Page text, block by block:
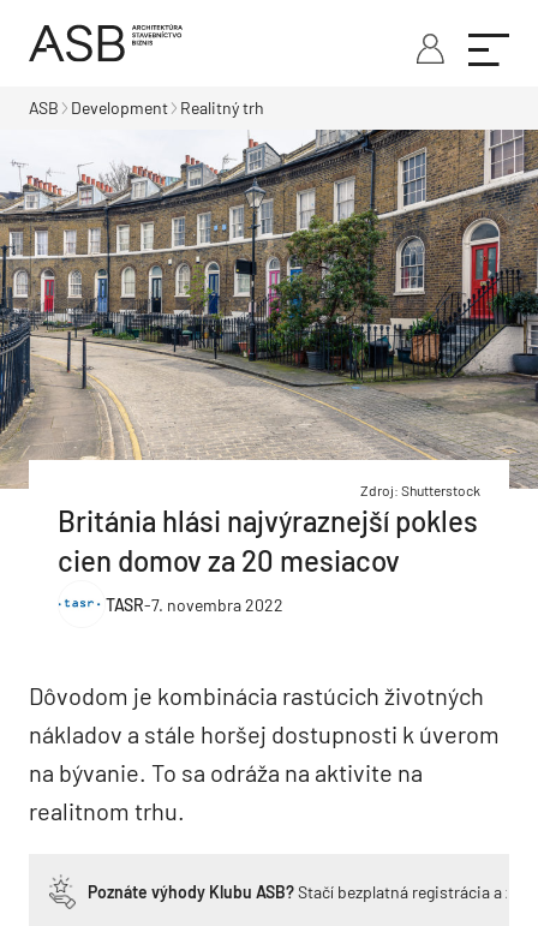
ASB Development Realitný trh
Zdroj: Shutterstock
Británia hlási najvýraznejší pokles
cien domov za 20 mesiacov
TASR-7. novembra 2022
Dôvodom je kombinácia rastúcich životných
nákladov a stále horšej dostupnosti k úverom
na bývanie. To sa odráža na aktivite na
realitnom trhu.
Poznáte výhody Klubu ASB?Stačí bezplatná registrácia a